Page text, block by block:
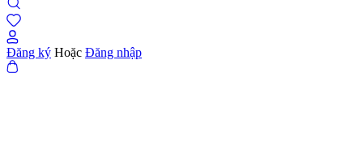
Đăng ký Hoặc Đăng nhập